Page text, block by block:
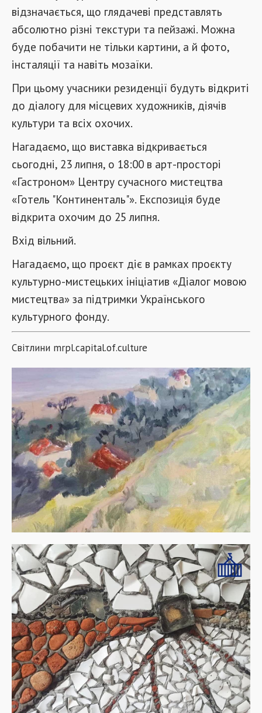
відзначається, що глядачеві представлять
абсолютно різні текстури та пейзажі. Можна
буде побачити не тільки картини, а й фото,
інсталяції та навіть мозаїки.
При цьому учасники резиденції будуть відкриті
до діалогу для місцевих художників, діячів
культури та всіх охочих.
Нагадаємо, що виставка відкривається
сьогодні, 23 липня, о 18:00 в арт-просторі
«Гастроном» Центру сучасного мистецтва
«Готель "Континенталь"». Експозиція буде
відкрита охочим до 25 липня.
Вхід вільний.
Нагадаємо, що проєкт діє в рамках проєкту
культурно-мистецьких ініціатив «Діалог мовою
мистецтва» за підтримки Українського
культурного фонду.
Світлини mrpl.capital.of.culture